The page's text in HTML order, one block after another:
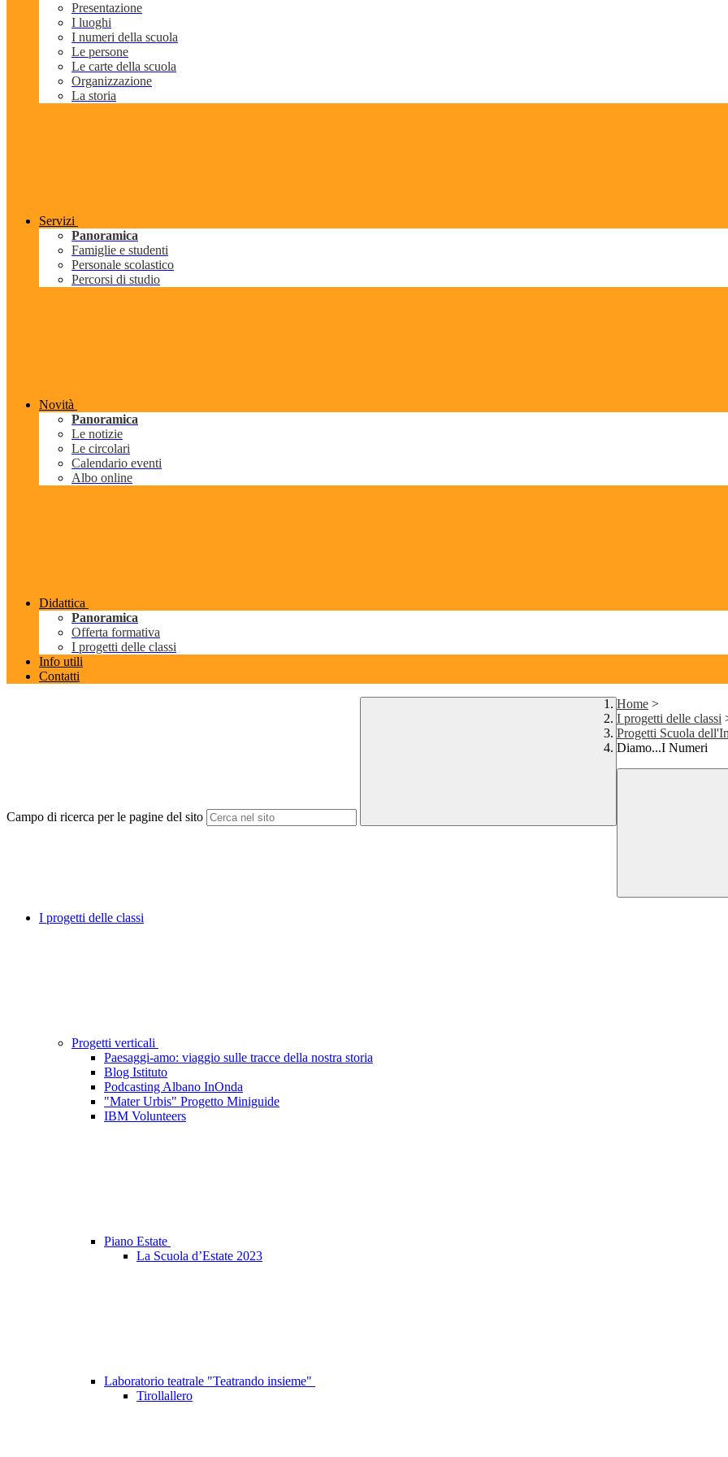
Presentazione
I luoghi
I numeri della scuola
Le persone
Le carte della scuola
Organizzazione
La storia
Servizi
Panoramica
Famiglie e studenti
Personale scolastico
Percorsi di studio
Novità
Panoramica
Le notizie
Le circolari
Calendario eventi
Albo online
Didattica
Panoramica
Offerta formativa
I progetti delle classi
Info utili
Contatti
Campo di ricerca per le pagine del sito
Home >
I progetti delle classi
Progetti Scuola
Diamo...I Numeri
I progetti delle classi
Progetti verticali
Paesaggi-amo: viaggio sulle tracce della nostra storia
Blog Istituto
Podcasting Albano InOnda
"Mater Urbis" Progetto Miniguide
IBM Volunteers
Piano Estate
La Scuola d’Estate 2023
Laboratorio teatrale "Teatrando insieme"
Tirollallero